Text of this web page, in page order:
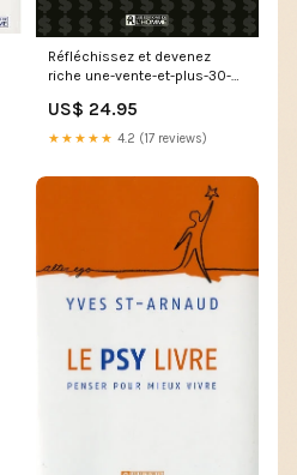
Réfléchissez et devenez
riche une-vente-et-plus-30-
US$ 24.95
★★★★★ 4.2 (17 reviews)